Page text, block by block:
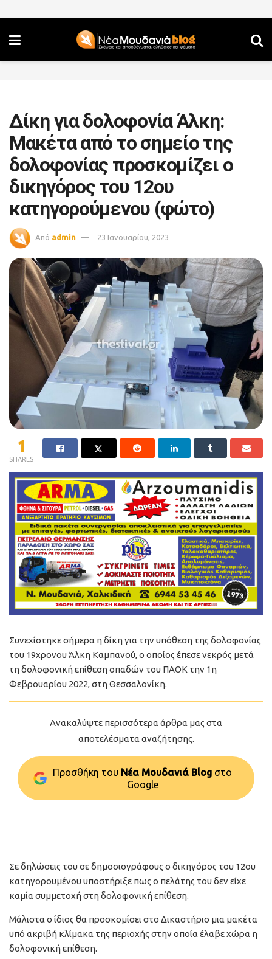
Δίκη για δολοφονία Άλκη:
Μακέτα από το σημείο της
δολοφονίας προσκομίζει ο
δικηγόρος του 12ου
κατηγορούμενου (φώτο)
Από admin 23 Ιανουαρίου, 2023
1
SHARES
Συνεχίστηκε σήμερα η δίκη για την υπόθεση της δολοφονίας
του 19χρονου Άλκη Καμπανού, ο οποίος έπεσε νεκρός μετά
τη δολοφονική επίθεση οπαδών του ΠΑΟΚ την 1η
Φεβρουαρίου 2022, στη Θεσσαλονίκη.
Ανακαλύψτε περισσότερα άρθρα μας στα
αποτελέσματα αναζήτησης.
Προσθήκη του Νέα Μουδανιά Blog στo
Google
Σε δηλώσεις του σε δημοσιογράφους ο δικηγόρος του 12ου
κατηγορουμένου υποστήριξε πως ο πελάτης του δεν είχε
καμία συμμετοχή στη δολοφονική επίθεση.
Μάλιστα ο ίδιος θα προσκομίσει στο Δικαστήριο μια μακέτα
υπό ακριβή κλίμακα της περιοχής στην οποία έλαβε χώρα η
δολοφονική επίθεση.